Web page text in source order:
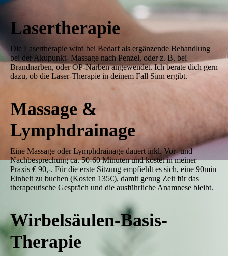
Lasertherapie
Die Lasertherapie wird bei Bedarf als ergänzende Behandlung
bei der Akupunkt- Massage nach Penzel, oder z. B. bei
Brandnarben, oder OP-Narben angewendet. Ich berate dich gern
dazu, ob die Laser-Therapie in deinem Fall Sinn ergibt.
Massage &
Lymphdrainage
Eine Massage oder Lymphdrainage dauert inkl. Vor- und
Nachbesprechung ca. 50-60 Minuten und kostet in meiner
Praxis € 90,-. Für die erste Sitzung empfiehlt es sich, eine 90min
Einheit zu buchen (Kosten 135€), damit genug Zeit für das
therapeutische Gespräch und die ausführliche Anamnese bleibt.
Wirbelsäulen-Basis-
Therapie